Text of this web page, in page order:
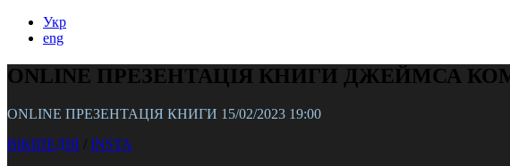
Укр
eng
ONLINE ПРЕЗЕНТАЦІЯ КНИГИ ДЖЕЙМСА
ONLINE ПРЕЗЕНТАЦІЯ КНИГИ 15/02/2023 19:00
ВІКІПЕДІЯ / INSTA